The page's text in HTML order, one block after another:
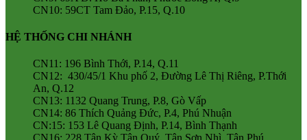
CN10: 59CT Tam Đảo, P.15, Q.10
HỆ THỐNG CHI NHÁNH
CN11: 196 Bình Thới, P.14, Q.11
CN12: 430/45/1 Khu phố 2, Đường Lê Thị Riêng, P.Thới
An, Q.12
CN13: 1132 Quang Trung, P.8, Gò Vấp
CN14: 86 Thích Quảng Đức, P.4, Phú Nhuận
CN:15: 153 Lê Quang Định, P.14, Bình Thạnh